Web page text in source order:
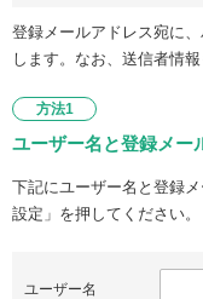
登録メールアドレス宛に
します。なお、送信者情報
方法1
ユーザー名と登録メー
下記にユーザー名と登録
設定」を押してください。
ユーザー名